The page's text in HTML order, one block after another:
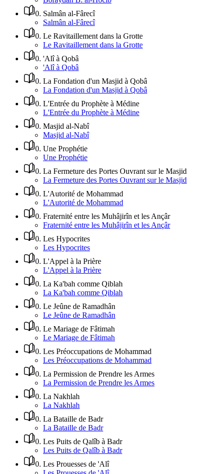
0. Salmân al-Fârecî
Salmân al-Fârecî
0. Le Ravitaillement dans la Grotte
Le Ravitaillement dans la Grotte
0. 'Alî à Qobâ
'Alî à Qobâ
0. La Fondation d'un Masjid à Qobâ
La Fondation d'un Masjid à Qobâ
0. L'Entrée du Prophète à Médine
L'Entrée du Prophète à Médine
0. Masjid al-Nabî
Masjid al-Nabî
0. Une Prophétie
Une Prophétie
0. La Fermeture des Portes Ouvrant sur le Masjid
La Fermeture des Portes Ouvrant sur le Masjid
0. L'Autorité de Mohammad
L'Autorité de Mohammad
0. Fraternité entre les Muhâjirîn et les Ançâr
Fraternité entre les Muhâjirîn et les Ançâr
0. Les Hypocrites
Les Hypocrites
0. L'Appel à la Prière
L'Appel à la Prière
0. La Ka'bah comme Qiblah
La Ka'bah comme Qiblah
0. Le Jeûne de Ramadhân
Le Jeûne de Ramadhân
0. Le Mariage de Fâtimah
Le Mariage de Fâtimah
0. Les Préoccupations de Mohammad
Les Préoccupations de Mohammad
0. La Permission de Prendre les Armes
La Permission de Prendre les Armes
0. La Nakhlah
La Nakhlah
0. La Bataille de Badr
La Bataille de Badr
0. Les Puits de Qalîb à Badr
Les Puits de Qalîb à Badr
0. Les Prouesses de 'Alî